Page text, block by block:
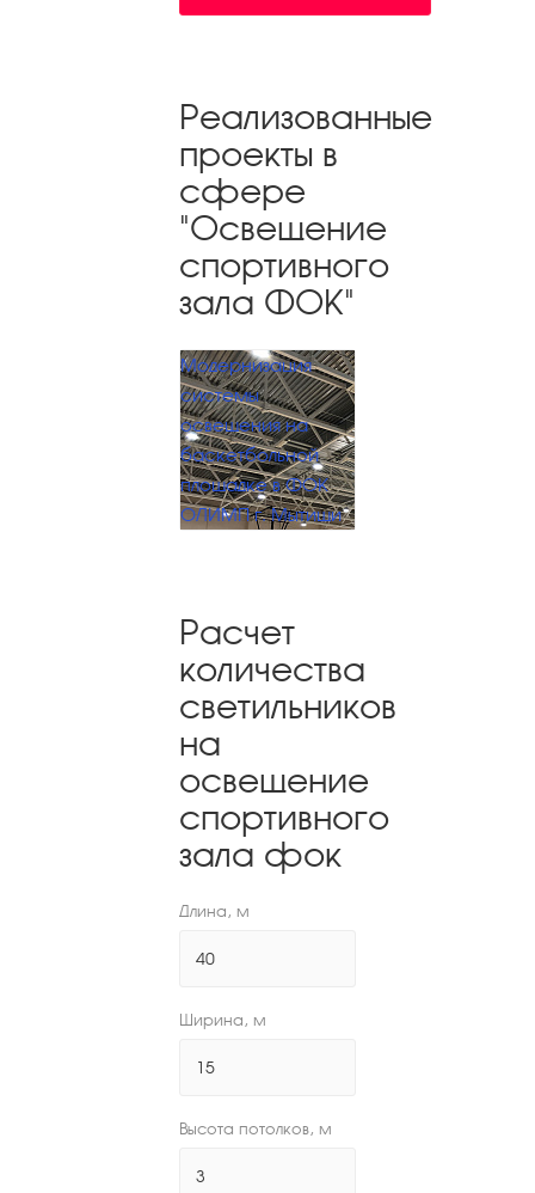
Реализованные
проекты в
сфере
"Освещение
спортивного
зала ФОК"
Модернизация
системы
освещения на
баскетбольной
площадке в ФОК
ОЛИМП г. Мытищи
Расчет
количества
светильников
на
освещение
спортивного
зала фок
Длина, м
Ширина, м
Высота потолков, м